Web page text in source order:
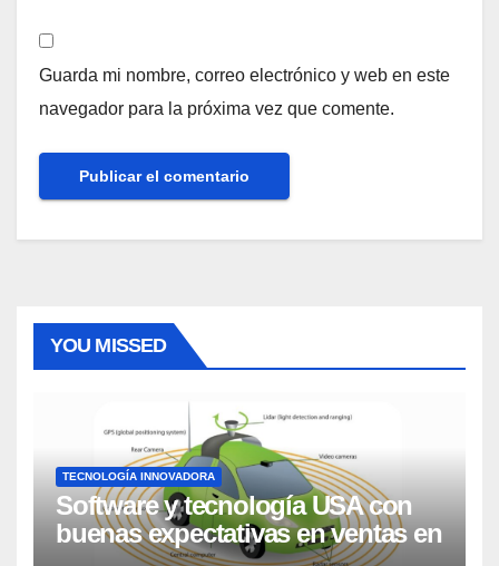
Guarda mi nombre, correo electrónico y web en este
navegador para la próxima vez que comente.
YOU MISSED
TECNOLOGÍA INNOVADORA
Software y tecnología USA con
buenas expectativas en ventas en